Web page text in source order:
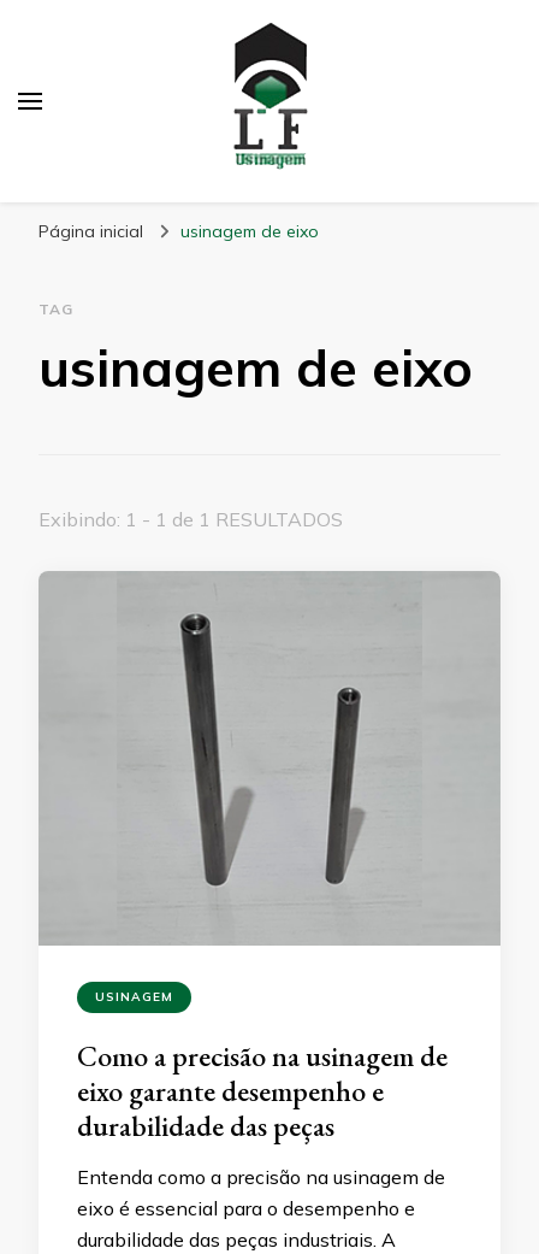
Página inicial usinagem de eixo
TAG
usinagem de eixo
Exibindo: 1 - 1 de 1 RESULTADOS
USINAGEM
Como a precisão na usinagem de
eixo garante desempenho e
durabilidade das peças
Entenda como a precisão na usinagem de
eixo é essencial para o desempenho e
durabilidade das peças industriais. A